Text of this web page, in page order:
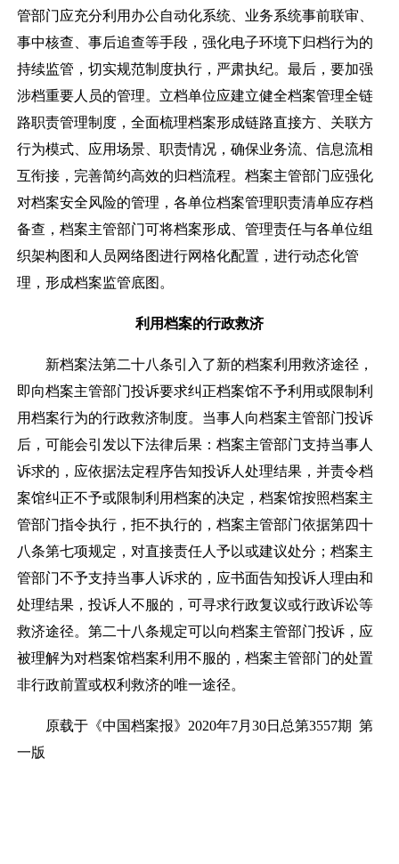
管部门应充分利用办公自动化系统、业务系统事前联审、
事中核查、事后追查等手段，强化电子环境下归档行为的
持续监管，切实规范制度执行，严肃执纪。最后，要加强
涉档重要人员的管理。立档单位应建立健全档案管理全链
路职责管理制度，全面梳理档案形成链路直接方、关联方
行为模式、应用场景、职责情况，确保业务流、信息流相
互衔接，完善简约高效的归档流程。档案主管部门应强化
对档案安全风险的管理，各单位档案管理职责清单应存档
备查，档案主管部门可将档案形成、管理责任与各单位组
织架构图和人员网络图进行网格化配置，进行动态化管
理，形成档案监管底图。
利用档案的行政救济
新档案法第二十八条引入了新的档案利用救济途径，
即向档案主管部门投诉要求纠正档案馆不予利用或限制利
用档案行为的行政救济制度。当事人向档案主管部门投诉
后，可能会引发以下法律后果：档案主管部门支持当事人
诉求的，应依据法定程序告知投诉人处理结果，并责令档
案馆纠正不予或限制利用档案的决定，档案馆按照档案主
管部门指令执行，拒不执行的，档案主管部门依据第四十
八条第七项规定，对直接责任人予以或建议处分；档案主
管部门不予支持当事人诉求的，应书面告知投诉人理由和
处理结果，投诉人不服的，可寻求行政复议或行政诉讼等
救济途径。第二十八条规定可以向档案主管部门投诉，应
被理解为对档案馆档案利用不服的，档案主管部门的处置
非行政前置或权利救济的唯一途径。
原载于《中国档案报》 2020年7月 30日总第3557期 第
一版